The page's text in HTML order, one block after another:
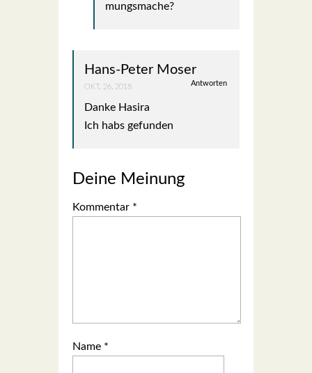
mungs­ma­che?
Hans-Peter Moser
Antworten
OKT. 26, 2018
Dan­ke Hasi­ra
Ich habs gefun­den
Deine Meinung
Kommentar *
Name *